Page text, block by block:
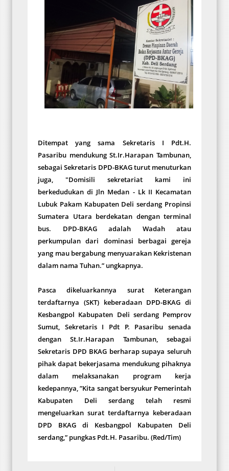
Ditempat yang sama Sekretaris I Pdt.H.
Pasaribu mendukung St.Ir.Harapan Tambunan,
sebagai Sekretaris DPD-BKAG turut menuturkan
juga, "Domisili sekretariat kami ini
berkedudukan di Jln Medan - Lk II Kecamatan
Lubuk Pakam Kabupaten Deli serdang Propinsi
Sumatera Utara berdekatan dengan terminal
bus. DPD-BKAG adalah Wadah atau
perkumpulan dari dominasi berbagai gereja
yang mau bergabung menyuarakan Kekristenan
dalam nama Tuhan.” ungkapnya.
Pasca dikeluarkannya surat Keterangan
terdaftarnya (SKT) keberadaan DPD-BKAG di
Kesbangpol Kabupaten Deli serdang Pemprov
Sumut, Sekretaris I Pdt P. Pasaribu senada
dengan St.Ir.Harapan Tambunan, sebagai
Sekretaris DPD BKAG berharap supaya seluruh
pihak dapat bekerjasama mendukung pihaknya
dalam melaksanakan program kerja
kedepannya, ”Kita sangat bersyukur Pemerintah
Kabupaten Deli serdang telah resmi
mengeluarkan surat terdaftarnya keberadaan
DPD BKAG di Kesbangpol Kabupaten Deli
serdang,” pungkas Pdt.H. Pasaribu. (Red/Tim)